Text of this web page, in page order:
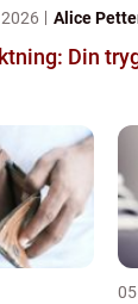
Alice
Din